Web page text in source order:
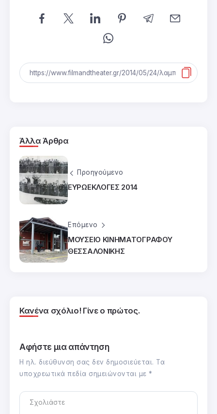
Άλλα Άρθρα
Προηγούμενο
ΕΥΡΩΕΚΛΟΓΕΣ 2014
Επόμενο
ΜΟΥΣΕΙΟ ΚΙΝΗΜΑΤΟΓΡΑΦΟΥ
ΘΕΣΣΑΛΟΝΙΚΗΣ
Κανένα σχόλιο! Γίνε ο πρώτος.
Αφήστε μια απάντηση
Η ηλ. διεύθυνση σας δεν δημοσιεύεται. Τα
υποχρεωτικά πεδία σημειώνονται με *